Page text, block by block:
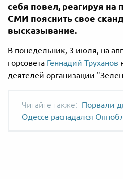
себя повел, реагируя на
СМИ пояснить свое
высказывание.
В понедельник, 3 июля, на
горсовета Геннадий Труханов
деятелей организации
Порвали
Одессе распадался